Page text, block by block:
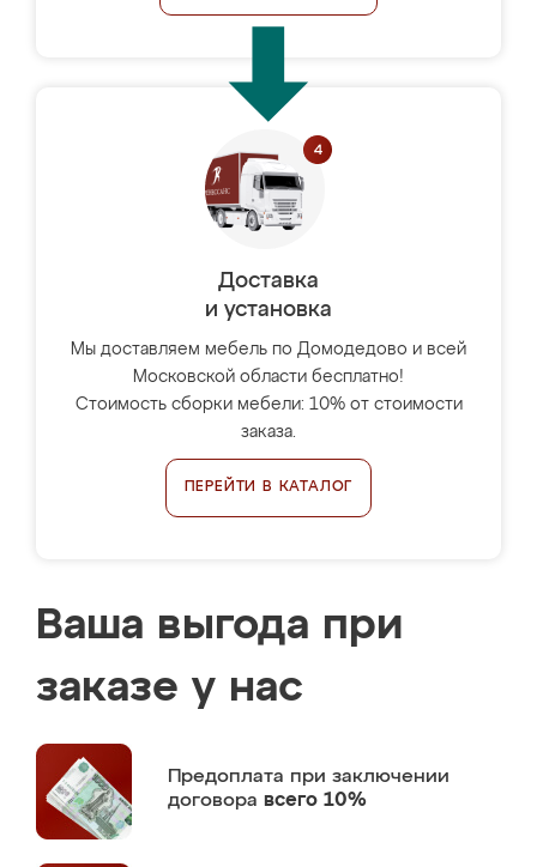
Доставка
и установка
Мы доставляем мебель по Домодедово и всей
Московской области бесплатно!
Стоимость сборки мебели: 10% от стоимости
заказа.
ПЕРЕЙТИ В КАТАЛОГ
Ваша выгода при
заказе у нас
Предоплата при заключении
договора всего 10%